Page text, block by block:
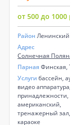
от 500 до 1000
Район Ленинский
Адрес
Солнечная
Парная Финская,
Услуги бассейн,
видео
американский,
тренажерный
караоке